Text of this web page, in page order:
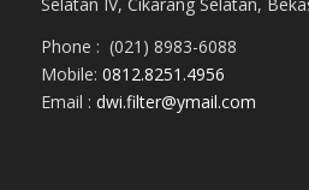
Phone : (021) 8983-6088
Mobile: 0812.8251.4956
Email : dwi.filter@ymail.com